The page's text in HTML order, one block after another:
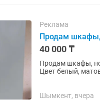
Реклама
Продам
40 000 ₸
Продам шкафы, новые. Шкаф 2х дверный, Размеры высота 190см,
Цвет белый, матовый, без
Шымкент, вчера